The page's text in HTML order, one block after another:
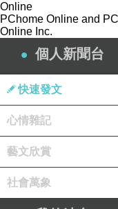
Online
PChome Online and
Online Inc.
個人新聞台
快速發文
心情雜記
藝文欣賞
社會萬象